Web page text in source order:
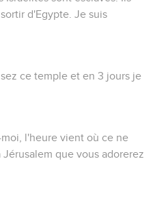
d'Egypte. Je suis
ce temple et en 3 jours je
l'heure vient où ce ne
que vous adorerez